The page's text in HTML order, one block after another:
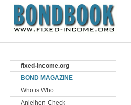
fixed-income.org
BOND MAGAZINE
Who is Who
Anleihen-Check